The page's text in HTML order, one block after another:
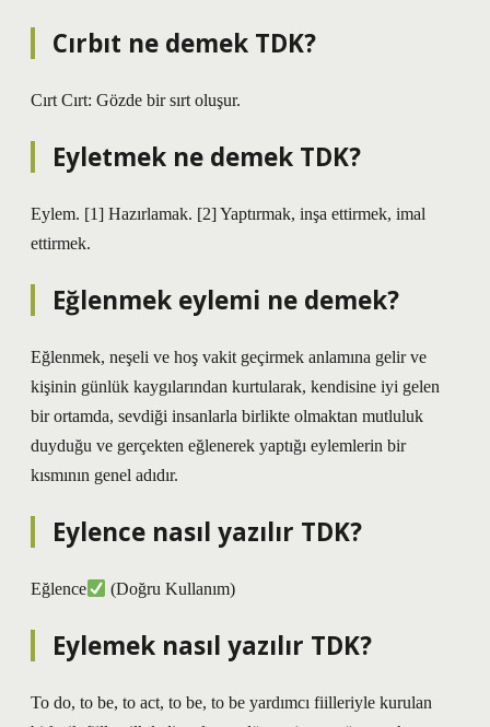
Cırbıt ne demek TDK?
Cırt Cırt: Gözde bir sırt oluşur.
Eyletmek ne demek TDK?
Eylem. [1] Hazırlamak. [2] Yaptırmak, inşa ettirmek, imal
ettirmek.
Eğlenmek eylemi ne demek?
Eğlenmek, neşeli ve hoş vakit geçirmek anlamına gelir ve
kişinin günlük kaygılarından kurtularak, kendisine iyi gelen
bir ortamda, sevdiği insanlarla birlikte olmaktan mutluluk
duyduğu ve gerçekten eğlenerek yaptığı eylemlerin bir
kısmının genel adıdır.
Eylence nasıl yazılır TDK?
Eğlence (Doğru Kullanım)
Eylemek nasıl yazılır TDK?
To do, to be, to act, to be, to be yardımcı fiilleriyle kurulan